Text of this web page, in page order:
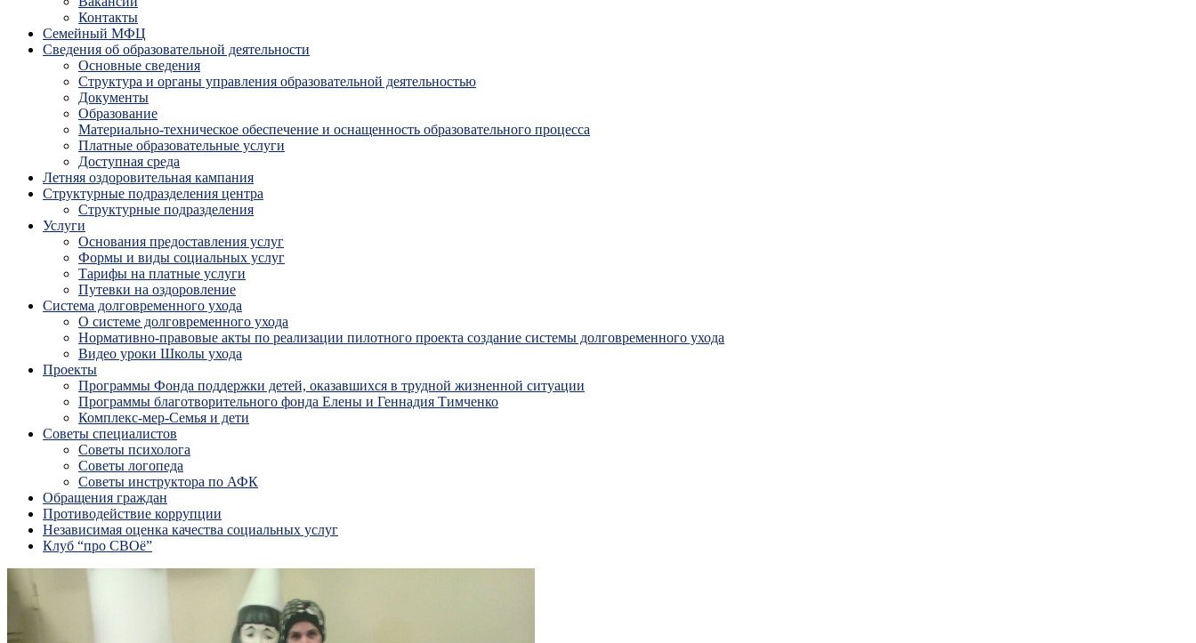
Контакты
Семейный МФЦ
Сведения об образовательной деятельности
Основные сведения
Структура и органы управления образовательной деятельностью
Документы
Образование
Материально-техническое обеспечение и оснащенность образовательного процесса
Платные образовательные услуги
Доступная среда
Летняя оздоровительная кампания
Структурные подразделения центра
Структурные подразделения
Услуги
Основания предоставления услуг
Формы и виды социальных услуг
Тарифы на платные услуги
Путевки на оздоровление
Система долговременного ухода
О системе долговременного ухода
Нормативно-правовые акты по реализации пилотного проекта создание системы долговременного ухода
Видео уроки Школы ухода
Проекты
Программы Фонда поддержки детей, оказавшихся в трудной жизненной ситуации
Программы благотворительного фонда Елены и Геннадия Тимченко
Комплекс-мер-Семья и дети
Советы специалистов
Советы психолога
Советы логопеда
Советы инструктора по АФК
Обращения граждан
Противодействие коррупции
Независимая оценка качества социальных услуг
Клуб “про СВОё”